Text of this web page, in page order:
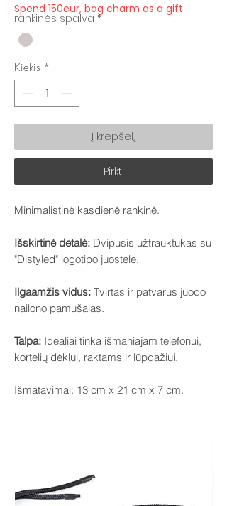
Spend 150eur, bag charm as a gift
rankinės spalva *
Kiekis *
Į krepšelį
Pirkti
Minimalistinė kasdienė rankinė.
Išskirtinė detalė: Dvipusis užtrauktukas su
"Distyled" logotipo juostele.
Ilgaamžis vidus: Tvirtas ir patvarus juodo
nailono pamušalas.
Talpa: Idealiai tinka išmaniajam telefonui,
kortelių dėklui, raktams ir lūpdažiui.
Išmatavimai: 13 cm x 21 cm x 7 cm.